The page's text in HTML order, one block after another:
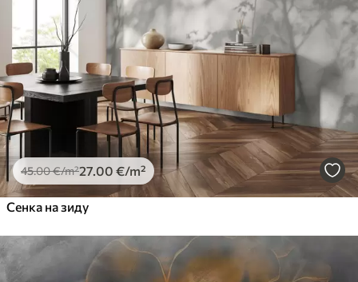
45.00€/m²27 .00 €/m²
Сенка на зиду